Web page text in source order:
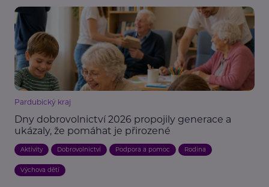
Pardubický kraj
Dny dobrovolnictví 2026 propojily generace a
ukázaly, že pomáhat je přirozené
Aktivity Dobrovolnictví Podpora a pomoc Rodina
Výchova dětí